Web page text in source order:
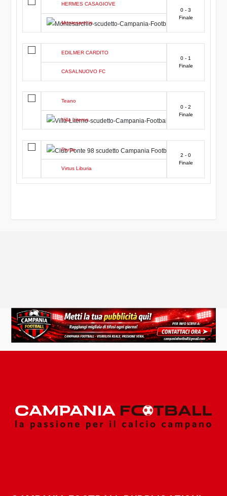
HERMES CASAGIOVE
Montesarchio
0 - 3
Finale
EDILMER CARDITO
CASALNUOVO FC
0 - 1
Finale
Teano
Villa Literno
0 - 2
Finale
Ponte
Virtus Liburia
2 - 0
Finale